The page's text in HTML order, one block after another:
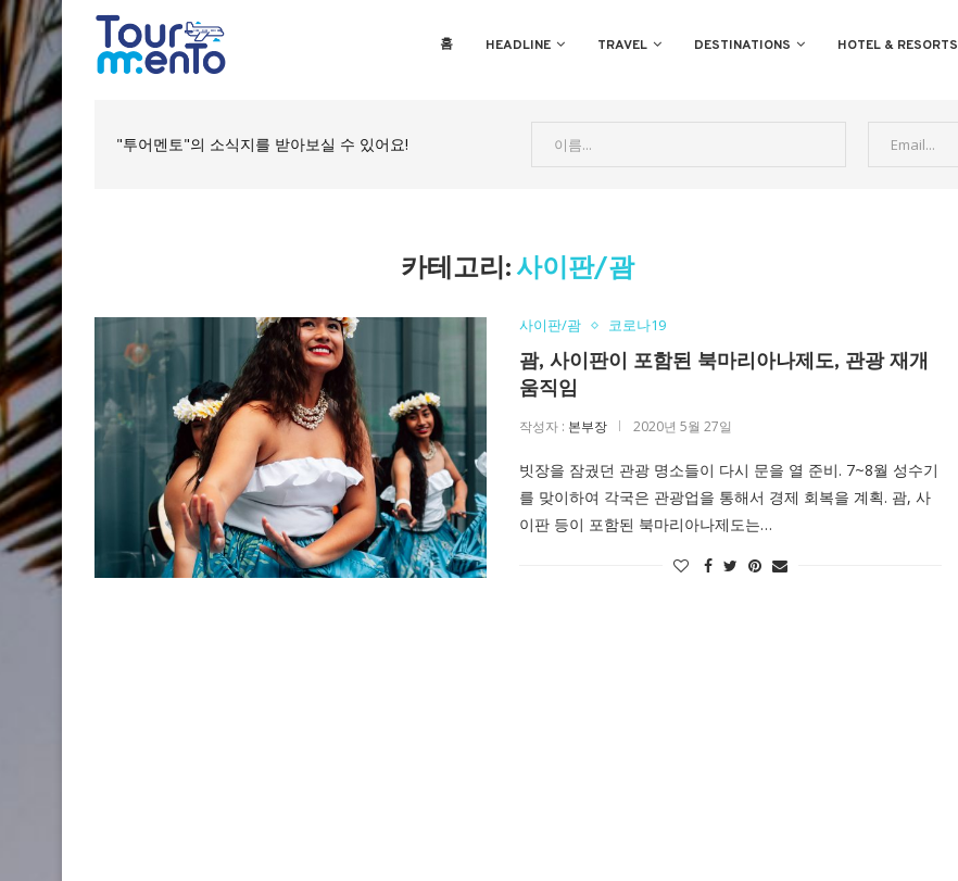
홈 HEADLINE TRAVEL DESTINATIONS HOTEL & RESORTS
"투어멘토"의 소식지를 받아보실 수 있어요!
카테고리: 사이판/괌
사이판/괌 코로나19
괌, 사이판이 포함된 북마리아나제도, 관광 재개
움직임
작성자 : 본부장 2020년 5월 27일
빗장을 잠궜던 관광 명소들이 다시 문을 열 준비. 7~8월 성수기
를 맞이하여 각국은 관광업을 통해서 경제 회복을 계획. 괌, 사
이판 등이 포함된 북마리아나제도는…